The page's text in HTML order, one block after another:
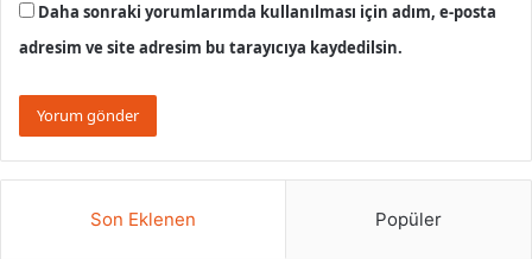
Daha sonraki yorumlarımda kullanılması için adım, e-posta
adresim ve site adresim bu tarayıcıya kaydedilsin.
Son Eklenen Popüler